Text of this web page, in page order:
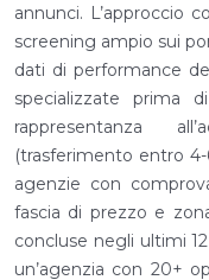
annunci. L’approccio
screening ampio sui
dati di performance
specializzate prima
rappresentanza
(trasferimento entro
agenzie con
fascia di prezzo e
concluse negli ultimi
un’agenzia con 20+